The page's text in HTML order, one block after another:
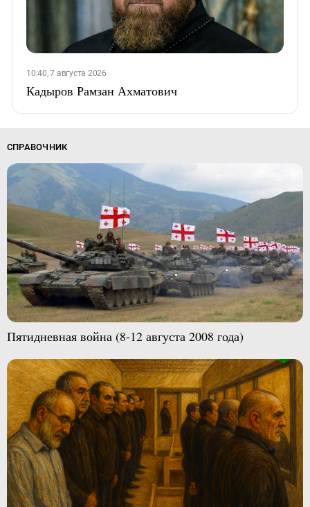
10:40, 7 августа 2026
Кадыров Рамзан Ахматович
СПРАВОЧНИК
Пятидневная война (8-12 августа 2008 года)